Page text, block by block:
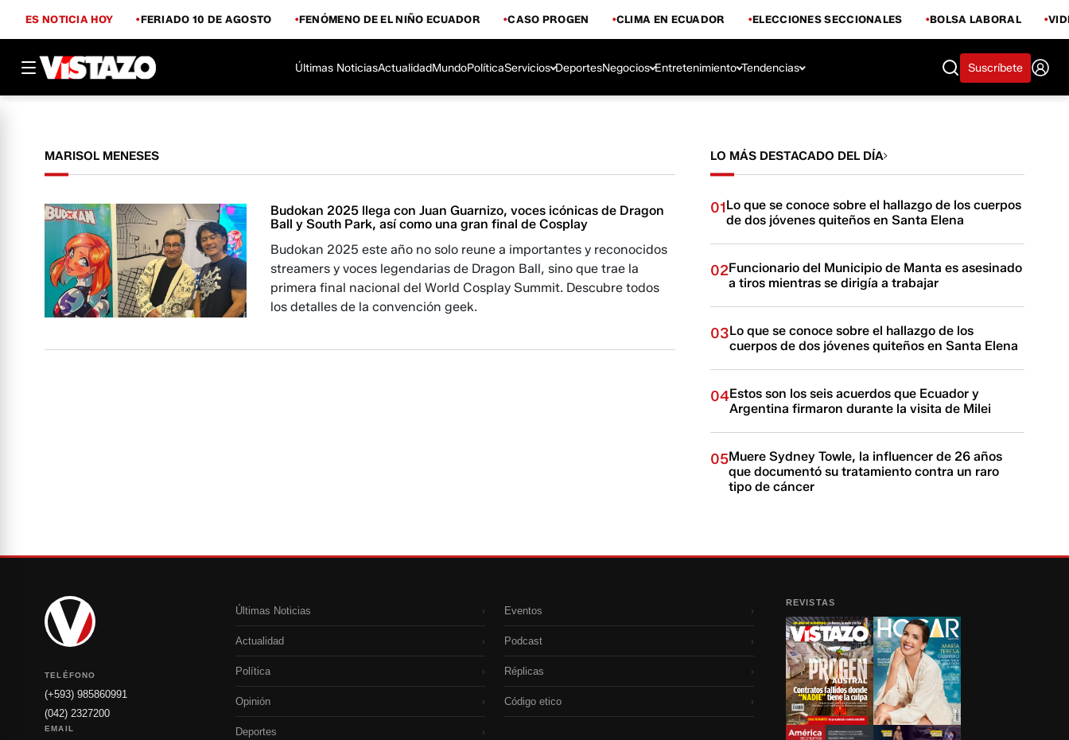
ES NOTICIA HOY FERIADO 10 DE AGOSTO FENÓMENO DE EL NIÑO ECUADOR CASO PROGEN CLIMA EN ECUADOR ELECCIONES SECCIONALES BOLSA LABORAL
Últimas NoticiasActualidadMundoPolíticaServicios DeportesNegocios Entretenimiento Tendencias Suscríbete
MARISOL MENESES
Budokan 2025 llega con Juan Guarnizo, voces icónicas de Dragon
Ball y South Park, así como una gran final de Cosplay
Budokan 2025 este año no solo reune a importantes y reconocidos
streamers y voces legendarias de Dragon Ball, sino que trae la
primera final nacional del World Cosplay Summit. Descubre todos
los detalles de la convención geek.
LO MÁS DESTACADO DEL DÍA
01Lo que se conoce sobre el hallazgo de los cuerpos
de dos jóvenes quiteños en Santa Elena
02Funcionario del Municipio de Manta es asesinado
a tiros mientras se dirigía a trabajar
03Lo que se conoce sobre el hallazgo de los
cuerpos de dos jóvenes quiteños en Santa Elena
04Estos son los seis acuerdos que Ecuador y
Argentina firmaron durante la visita de Milei
05Muere Sydney Towle, la influencer de 26 años
que documentó su tratamiento contra un raro
tipo de cáncer
TELÉFONO
(+593) 985860991
(042) 2327200
EMAIL
Últimas Noticias ›
Actualidad ›
Política ›
Opinión ›
Deportes ›
Eventos ›
Podcast ›
Réplicas ›
Código etico ›
REVISTAS